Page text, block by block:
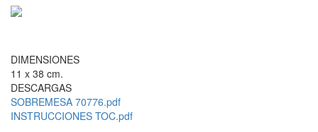
DIMENSIONES
11 x 38 cm.
DESCARGAS
SOBREMESA 70776.pdf
INSTRUCCIONES TOC.pdf